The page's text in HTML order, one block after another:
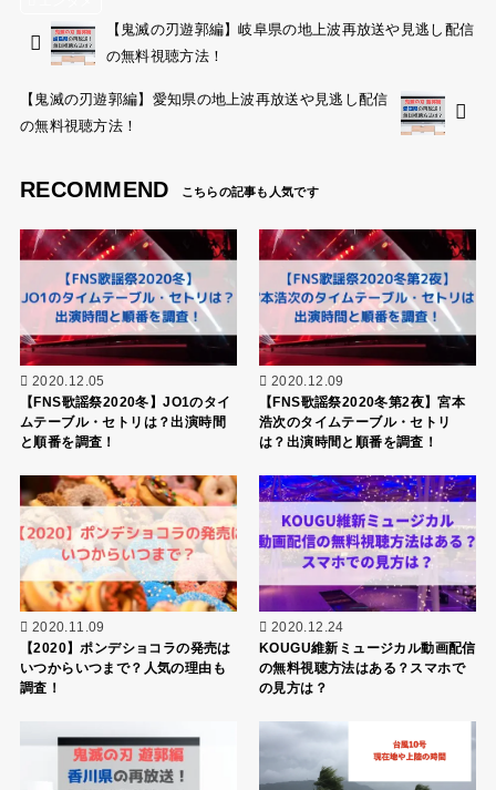
【鬼滅の刃遊郭編】岐阜県の地上波再放送や見逃し配信
の無料視聴方法！
【鬼滅の刃遊郭編】愛知県の地上波再放送や見逃し配信
の無料視聴方法！
RECOMMEND
2020.12.05
【FNS歌謡祭2020冬】JO1のタイ
ムテーブル・セトリは？出演時間
と順番を調査！
2020.12.09
【FNS歌謡祭2020冬第2夜】宮本
浩次のタイムテーブル・セトリ
は？出演時間と順番を調査！
2020.11.09
【2020】ポンデショコラの発売は
いつからいつまで？人気の理由も
調査！
2020.12.24
KOUGU維新ミュージカル動画配信
の無料視聴方法はある？スマホで
の見方は？